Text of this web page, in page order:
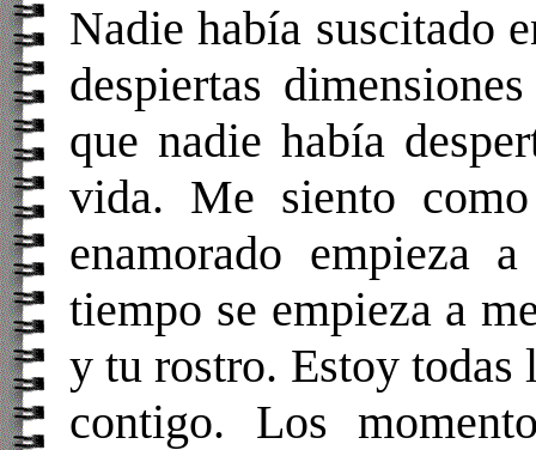
Nadie había suscitado
despiertas
que nadie había
vida. Me siento
enamorado
tiempo se empieza a
y tu rostro. Estoy todas
contigo. Los